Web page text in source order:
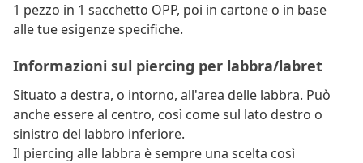
1 pezzo in 1 sacchetto OPP, poi in cartone o in base
alle tue esigenze specifiche.
Informazioni sul piercing per labbra/labret
Situato a destra, o intorno, all'area delle labbra. Può
anche essere al centro, così come sul lato destro o
sinistro del labbro inferiore.
Il piercing alle labbra è sempre una scelta così